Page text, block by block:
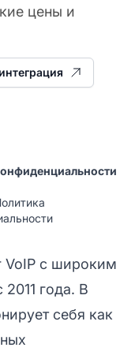
цены и
VoIP с широким
года. В
себя как